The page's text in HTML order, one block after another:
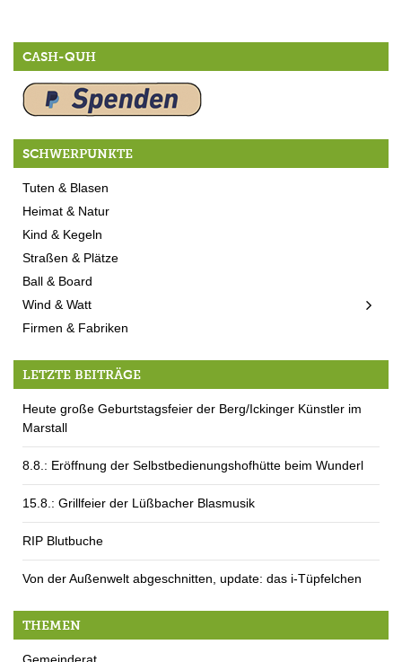
CASH-QUH
SCHWERPUNKTE
Tuten & Blasen
Heimat & Natur
Kind & Kegeln
Straßen & Plätze
Ball & Board
Wind & Watt
Firmen & Fabriken
LETZTE BEITRÄGE
Heute große Geburtstagsfeier der Berg/Ickinger Künstler im
Marstall
8.8.: Eröffnung der Selbstbedienungshofhütte beim Wunderl
15.8.: Grillfeier der Lüßbacher Blasmusik
RIP Blutbuche
Von der Außenwelt abgeschnitten, update: das i-Tüpfelchen
THEMEN
Gemeinderat